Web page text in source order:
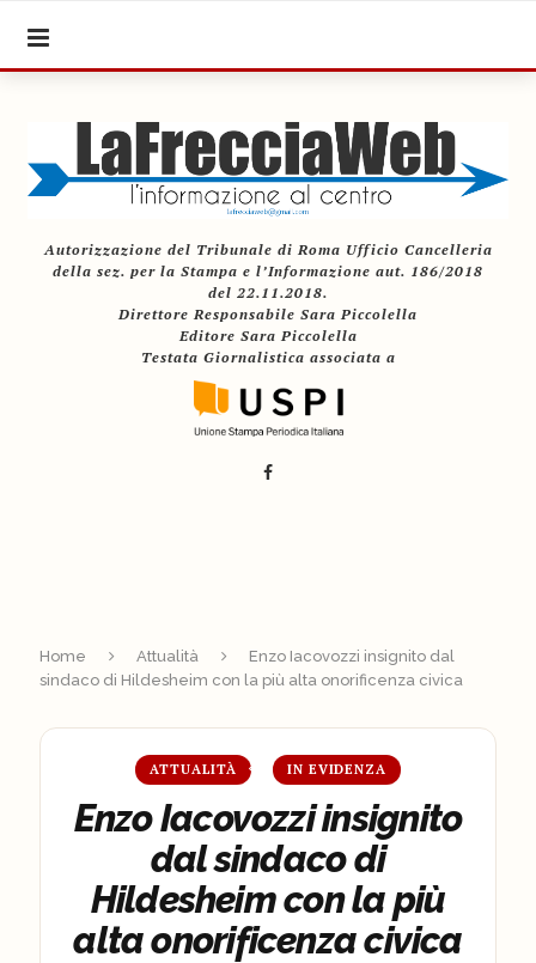
Autorizzazione del Tribunale di Roma Ufficio Cancelleria
della sez. per la Stampa e l’Informazione aut. 186/2018
del 22.11.2018.
Direttore Responsabile Sara Piccolella
Editore Sara Piccolella
Testata Giornalistica associata a
Home Attualità
Enzo Iacovozzi insignito dal
sindaco di Hildesheim con la più alta onorificenza civica
ATTUALITÀ IN EVIDENZA
Enzo Iacovozzi insignito
dal sindaco di
Hildesheim con la più
alta onorificenza civica